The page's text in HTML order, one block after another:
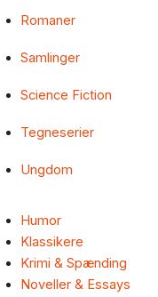
Romaner
Samlinger
Science Fiction
Tegneserier
Ungdom
Humor
Klassikere
Krimi & Spænding
Noveller & Essays